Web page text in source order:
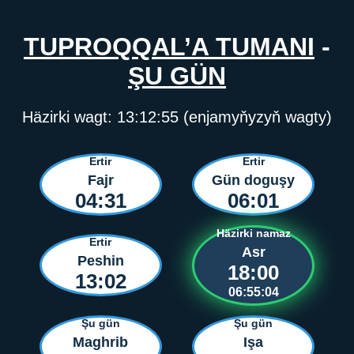
TUPROQQAL’A TUMANI -
ŞU GÜN
Häzirki wagt: 13:12:55 (enjamyňyzyň wagty)
Ertir
Fajr
04:31
Ertir
Gün doguşy
06:01
Ertir
Peshin
13:02
Häzirki namaz
Asr
18:00
06:55:04
Şu gün
Maghrib
Şu gün
Işa